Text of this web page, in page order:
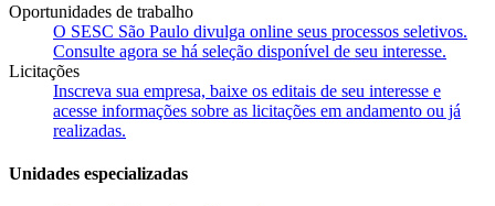
Oportunidades de trabalho
O SESC São Paulo divulga online seus processos seletivos.
Consulte agora se há seleção disponível de seu interesse.
Licitações
Inscreva sua empresa, baixe os editais de seu interesse e
acesse informações sobre as licitações em andamento ou já
realizadas.
Unidades especializadas